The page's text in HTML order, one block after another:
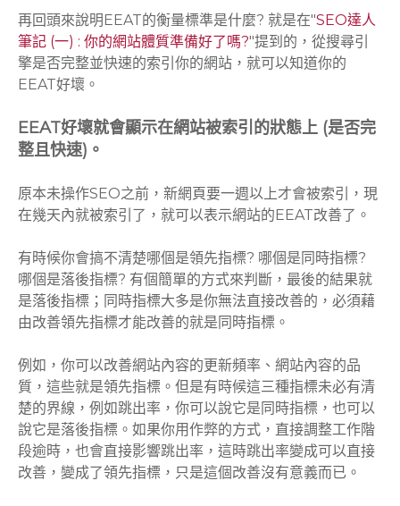
再回頭來說明EEAT的衡量標準是什麼? 就是在"SEO達人
筆記 (一) : 你的網站體質準備好了嗎?"提到的，從搜尋引
擎是否完整並快速的索引你的網站，就可以知道你的
EEAT好壞。
EEAT好壞就會顯示在網站被索引的狀態上 (是否完
整且快速)。
原本未操作SEO之前，新網頁要一週以上才會被索引，現
在幾天內就被索引了，就可以表示網站的EEAT改善了。
有時候你會搞不清楚哪個是領先指標? 哪個是同時指標?
哪個是落後指標? 有個簡單的方式來判斷，最後的結果就
是落後指標；同時指標大多是你無法直接改善的，必須藉
由改善領先指標才能改善的就是同時指標。
例如，你可以改善網站內容的更新頻率、網站內容的品
質，這些就是領先指標。但是有時候這三種指標未必有清
楚的界線，例如跳出率，你可以說它是同時指標，也可以
說它是落後指標。如果你用作弊的方式，直接調整工作階
段逾時，也會直接影響跳出率，這時跳出率變成可以直接
改善，變成了領先指標，只是這個改善沒有意義而已。